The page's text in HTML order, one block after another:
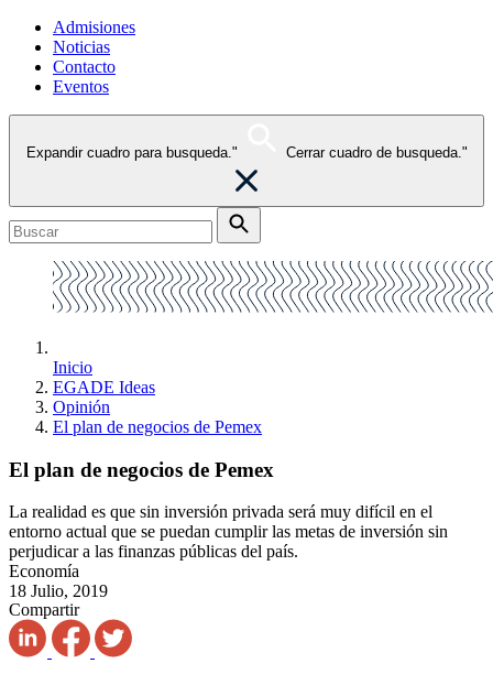
Admisiones
Noticias
Contacto
Eventos
Expandir cuadro para busqueda." Cerrar cuadro de busqueda."
Inicio
EGADE Ideas
Opinión
El plan de negocios de Pemex
El plan de negocios de Pemex
La realidad es que sin inversión privada será muy difícil en el
entorno actual que se puedan cumplir las metas de inversión sin
perjudicar a las finanzas públicas del país.
Economía
18 Julio, 2019
Compartir